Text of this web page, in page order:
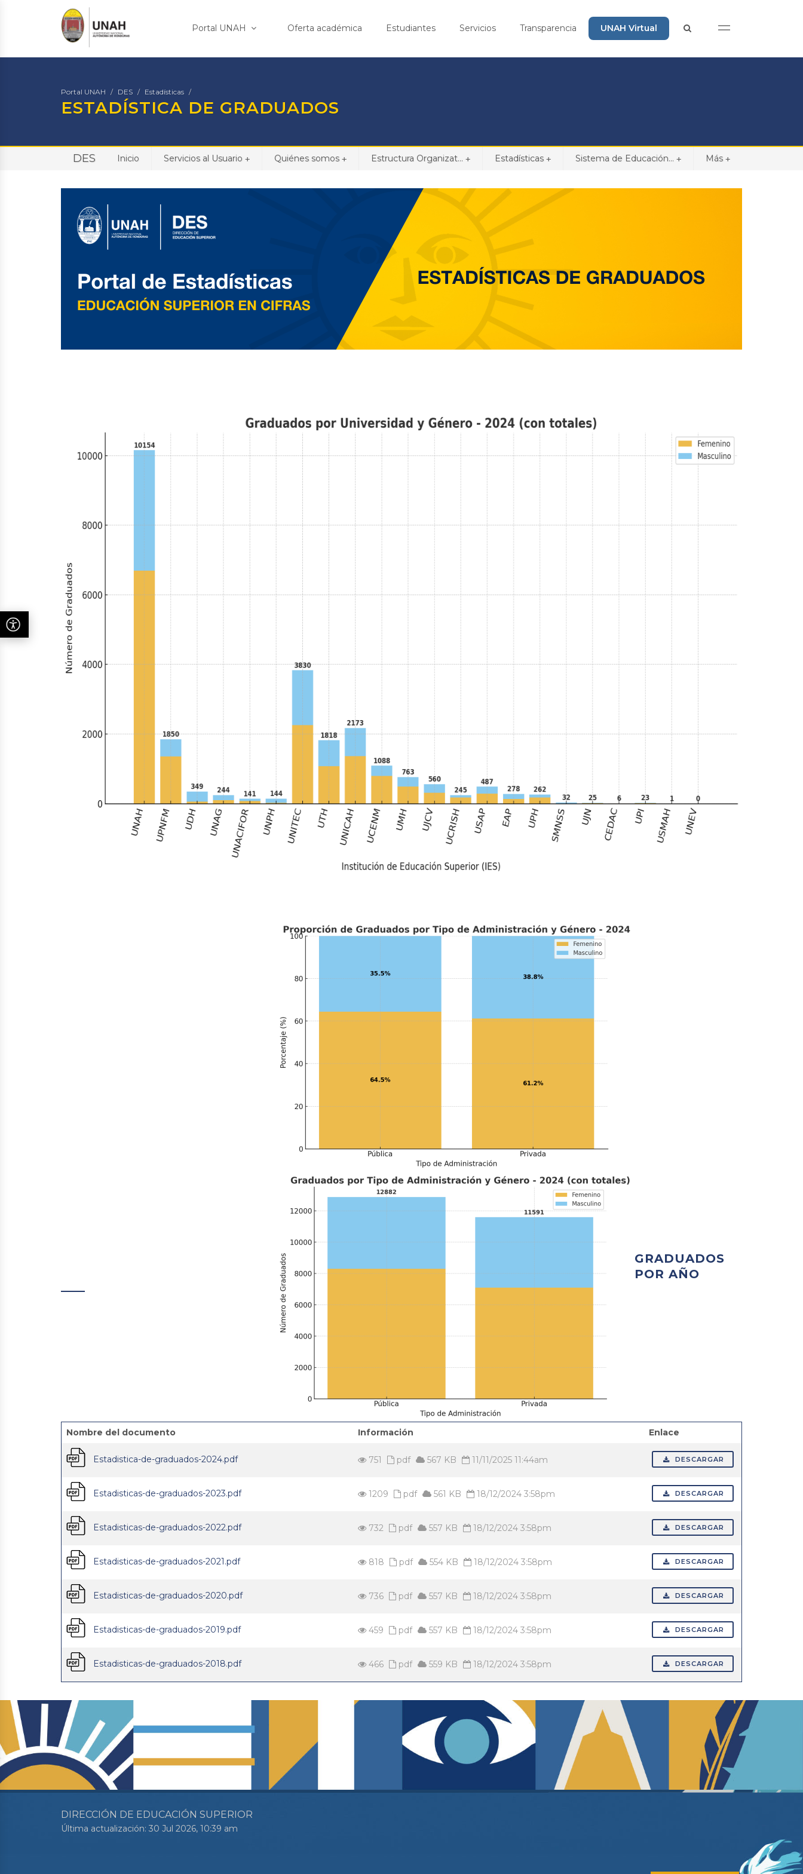
Portal UNAH Oferta académica Estudiantes Servicios Transparencia UNAH Virtual
Portal UNAH DES Estadísticas
ESTADÍSTICA DE GRADUADOS
DES Inicio +
Servicios al Usuario +
Quiénes somos +
Estructura Organizat... +
Estadísticas +
Sistema de Educación... +
Más
GRADUADOS
POR AÑO
Nombre del documento Información Enlace
Estadistica-de-graduados-2024.pdf 751 pdf 567 KB 11/11/2025 11:44am DESCARGAR
Estadisticas-de-graduados-2023.pdf 1209 pdf 561 KB 18/12/2024 3:58pm DESCARGAR
Estadisticas-de-graduados-2022.pdf 732 pdf 557 KB 18/12/2024 3:58pm DESCARGAR
Estadisticas-de-graduados-2021.pdf 818 pdf 554 KB 18/12/2024 3:58pm DESCARGAR
Estadisticas-de-graduados-2020.pdf 736 pdf 557 KB 18/12/2024 3:58pm DESCARGAR
Estadisticas-de-graduados-2019.pdf 459 pdf 557 KB 18/12/2024 3:58pm DESCARGAR
Estadisticas-de-graduados-2018.pdf 466 pdf 559 KB 18/12/2024 3:58pm DESCARGAR
DIRECCIÓN DE EDUCACIÓN SUPERIOR
Última actualización: 30 Jul 2026, 10:39 am